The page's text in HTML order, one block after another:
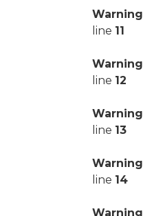
Warning
line 11
Warning
line 12
Warning
line 13
Warning
line 14
Warning